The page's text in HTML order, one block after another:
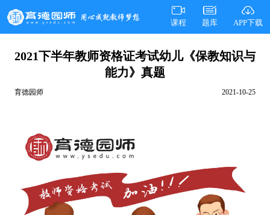
课程 题库 APP下载
2021下半年教师资格证考试幼儿《保教知识与
能力》真题
育德园师 2021-10-25